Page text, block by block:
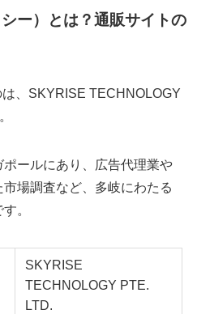
ー）とは？通販サイトの
、SKYRISE TECHNOLOGY
ールにあり、広告代理業や
場調査など、多岐にわたる
。
SKYRISE
TECHNOLOGY PTE.
LTD.